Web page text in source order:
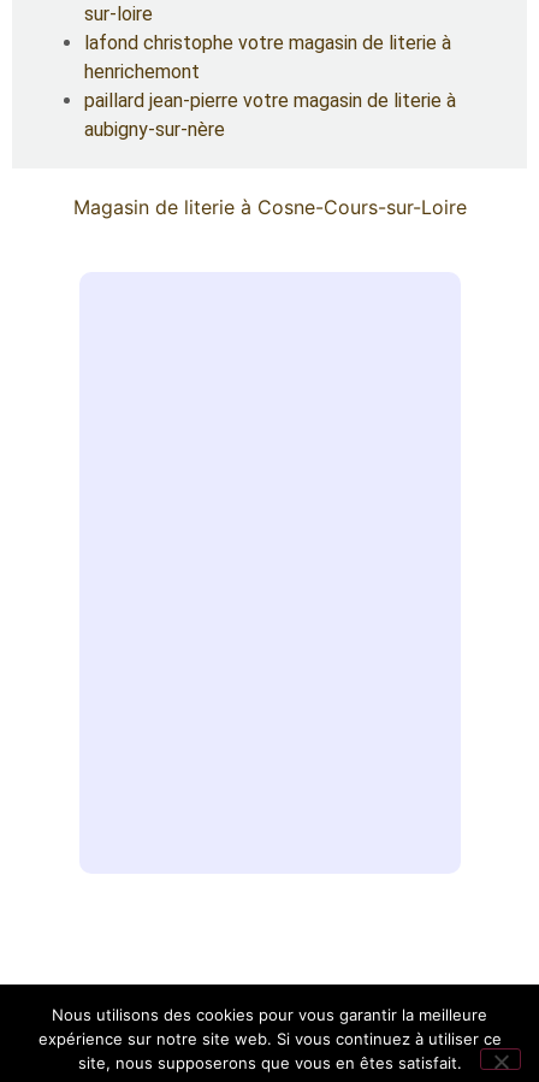
sur-loire
lafond christophe votre magasin de literie à
henrichemont
paillard jean-pierre votre magasin de literie à
aubigny-sur-nère
Magasin de literie à Cosne-Cours-sur-Loire
Nous utilisons des cookies pour vous garantir la meilleure
expérience sur notre site web. Si vous continuez à utiliser ce
site, nous supposerons que vous en êtes satisfait.